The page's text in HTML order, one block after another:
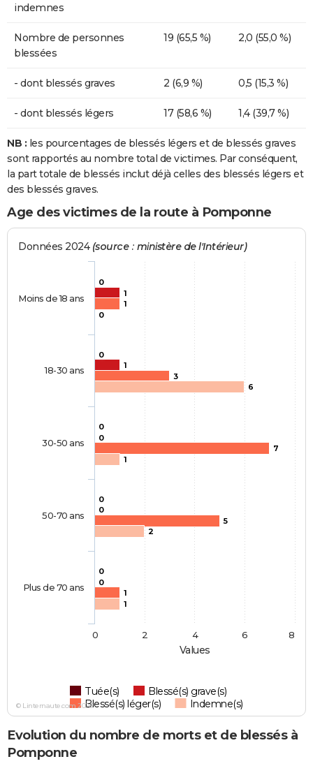
indemnes
Nombre de personnes
blessées
19 (65,5 %) 2,0 (55,0 %)
- dont blessés graves 2 (6,9 %) 0,5 (15,3 %)
- dont blessés légers 17 (58,6 %) 1,4 (39,7 %)
NB : les pourcentages de blessés légers et de blessés graves
sont rapportés au nombre total de victimes. Par conséquent,
la part totale de blessés inclut déjà celles des blessés légers et
des blessés graves.
Age des victimes de la route à Pomponne
Values
Données 2024 (source : ministère de l'Intérieur)
0
0
0
0
0
1
1
0
0
0
1
3
7
5
1
0
6
1
2
1
Tuée(s)
Blessé(s) grave(s)
Blessé(s) léger(s)
Indemne(s)
Moins de 18 ans
18-30 ans
30-50 ans
50-70 ans
Plus de 70 ans
0 2 4 6 8
© Linternaute.com 2026
Evolution du nombre de morts et de blessés à
Pomponne